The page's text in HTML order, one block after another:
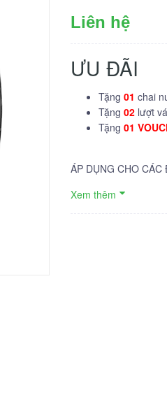
Liên hệ
ƯU ĐÃI
Tặng 01 chai
Tặng 02 lượt
Tặng 01
ÁP DỤNG CHO
Xem thêm